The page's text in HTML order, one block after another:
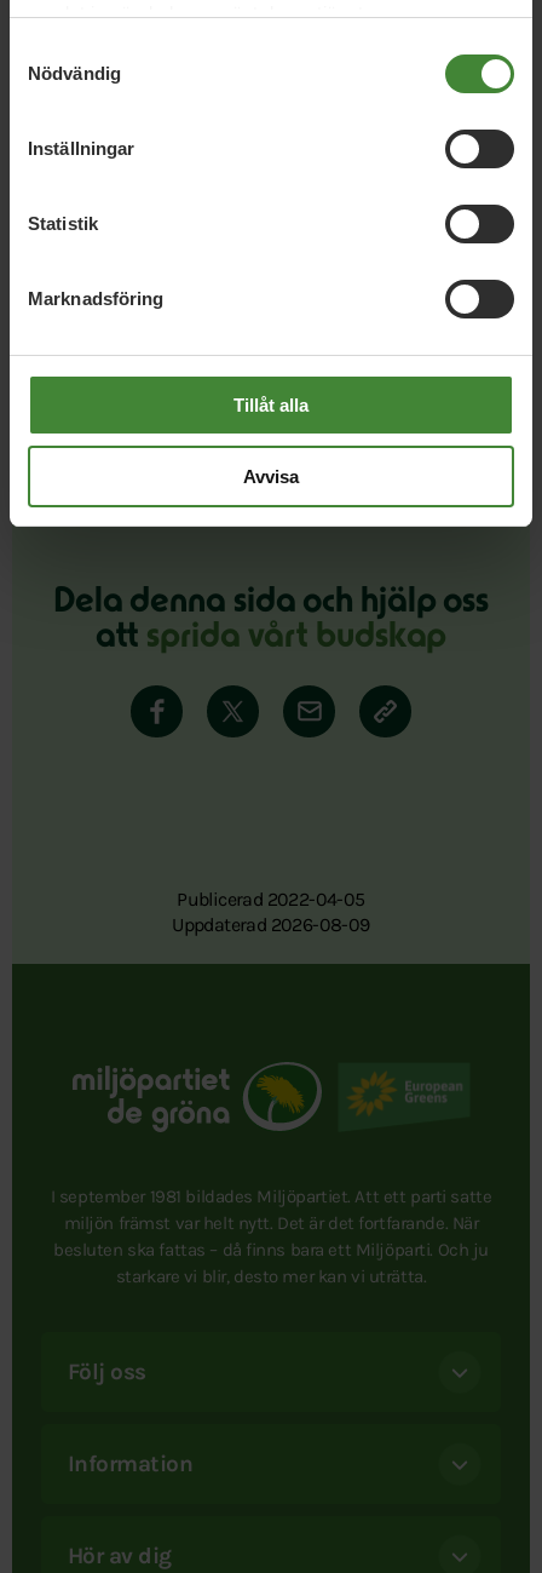
samlat in när du har använt deras tjänster.
Nödvändig
Inställningar
Statistik
Marknadsföring
Tillåt alla
Avvisa
Kommunfullmäktige
Amina Boulaabi
Anders Peter
Ebba Lindqvist
Ida
Marie Ekholm
Norah Hvizdak
Rukija
Dela denna sida och hjälp oss
att sprida vårt budskap
Publicerad 2022-04-05
Uppdaterad 2026-08-09
I september 1981 bildades Miljöpartiet. Att ett parti satte
miljön främst var helt nytt. Det är det fortfarande. När
besluten ska fattas – då finns bara ett Miljöparti. Och ju
starkare vi blir, desto mer kan vi uträtta.
Följ oss
Information
Hör av dig